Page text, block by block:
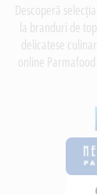
Descoperă
la branduri de
delicatese
online